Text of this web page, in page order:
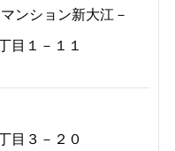
ンション新大江－
目１－１１
目３－２０